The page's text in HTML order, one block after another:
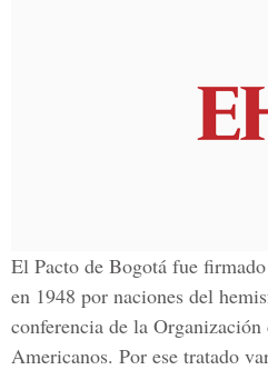
El Pacto de Bogotá fue
en 1948 por naciones del
conferencia de la Organización
Americanos. Por ese tratado